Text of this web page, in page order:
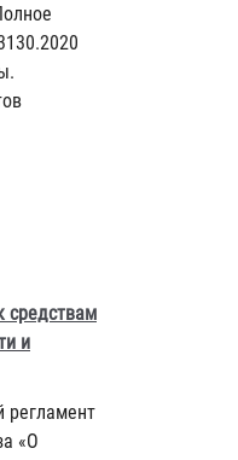
средствам
и
регламент
«О